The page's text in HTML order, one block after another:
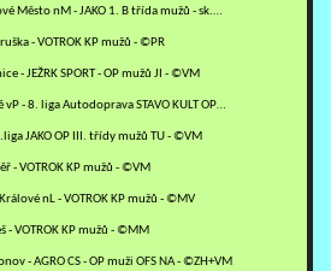
Město nM - JAKO 1. B třída mužů - sk.…
- VOTROK KP mužů - ©PR
- JEŽRK SPORT - OP mužů JI - ©VM
- 8. liga Autodoprava STAVO KULT OP…
JAKO OP III. třídy mužů TU - ©VM
- VOTROK KP mužů - ©VM
nL - VOTROK KP mužů - ©MV
- VOTROK KP mužů - ©MM
- AGRO CS - OP muži OFS NA - ©ZH+VM